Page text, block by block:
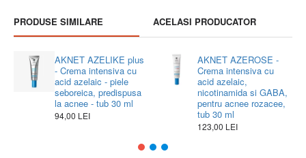
PRODUSE SIMILARE ACELASI PRODUCATOR
AKNET AZELIKE plus
- Crema intensiva cu
acid azelaic - piele
seboreica, predispusa
la acnee - tub 30 ml
94,00 LEI
AKNET AZEROSE -
Crema intensiva cu
acid azelaic,
nicotinamida si GABA,
pentru acnee rozacee,
tub 30 ml
123,00 LEI
ochii in caz accidental, clatiti cu apa din abundenta.